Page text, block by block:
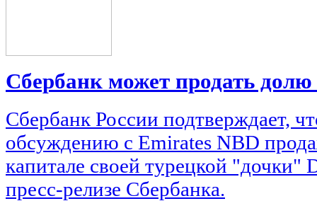
Сбербанк может продать
Сбербанк России подтверждает,
обсуждению с Emirates NBD
капитале своей турецкой "дочки"
пресс-релизе Сбербанка.